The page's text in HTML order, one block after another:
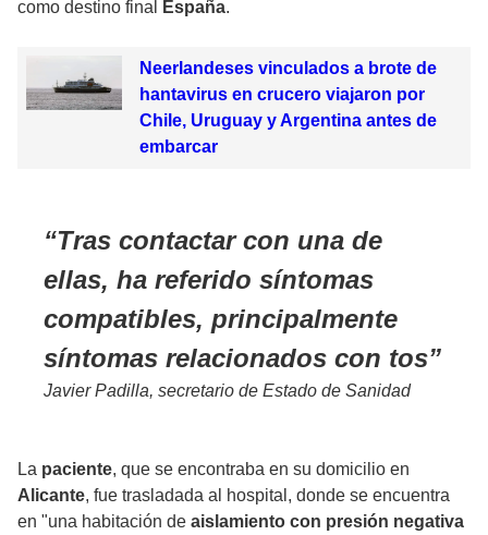
como destino final
España.
Neerlandeses vinculados a brote de
hantavirus en crucero viajaron por
Chile, Uruguay y Argentina antes de
embarcar
Tras contactar con una de
ellas, ha referido síntomas
compatibles, principalmente
síntomas relacionados con tos
Javier Padilla, secretario de Estado de Sanidad
La paciente, que se encontraba en su domicilio en
Alicante, fue trasladada al hospital, donde se encuentra
en "una habitación de aislamiento con presión negativa